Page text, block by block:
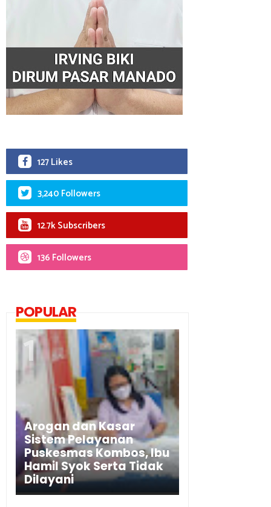
127 Likes
3,240 Followers
12.7k Subscribers
136 Followers
POPULAR
Arogan dan Kasar
Sistem Pelayanan
Puskesmas Kombos, Ibu
Hamil Syok Serta Tidak
Dilayani